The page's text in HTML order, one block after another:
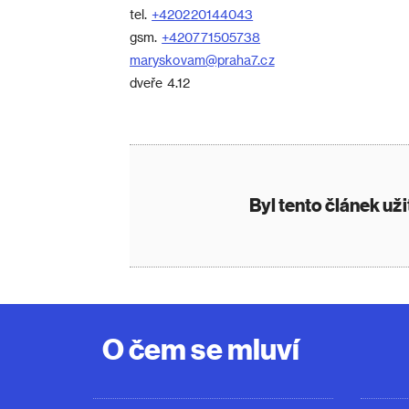
tel.+420220144043
gsm.+420771505738
maryskovam@praha7.cz
dveře 4.12
Byl tento článek
O čem se mluví